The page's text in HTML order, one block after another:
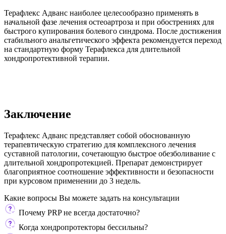
Терафлекс Адванс наиболее целесообразно применять в
начальной фазе лечения остеоартроза и при обострениях для
быстрого купирования болевого синдрома. После достижения
стабильного анальгетического эффекта рекомендуется переход
на стандартную форму Терафлекса для длительной
хондропротективной терапии.
Заключение
Терафлекс Адванс представляет собой обоснованную
терапевтическую стратегию для комплексного лечения
суставной патологии, сочетающую быстрое обезболивание с
длительной хондропротекцией. Препарат демонстрирует
благоприятное соотношение эффективности и безопасности
при курсовом применении до 3 недель.
Какие вопросы Вы можете задать на консультации
Почему PRP не всегда достаточно?
Когда хондропротекторы бессильны?